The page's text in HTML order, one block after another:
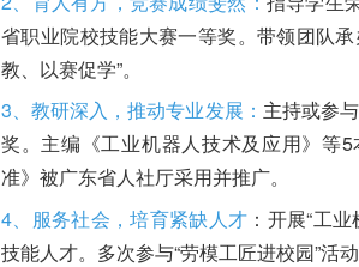
省职业院校技能大赛一等奖。带领团队
教、以赛促学”。
3、教研深入，推动专业发展： 主持或参
奖。主编《工业机器人技术及应用》等
准》被广东省人社厅采用并推广。
4、服务社会，培育紧缺人才 ：开展“工
技能人才。多次参与“劳模工匠进校园”活